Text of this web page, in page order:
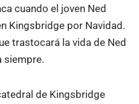
cuando el joven Ned
Kingsbridge por Navidad.
trastocará la vida de Ned
siempre.
de Kingsbridge